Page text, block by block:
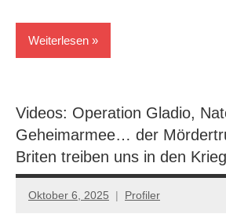
Weiterlesen
Polen
Videos: Operation Gladio,
Geheimarmee… der
Briten treiben uns in den
Oktober 6, 2025 Profiler
Keine